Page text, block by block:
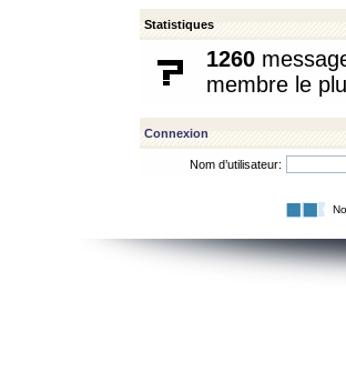
Statistiques
1260
membre le
Connexion
Nom d’utilisateur: